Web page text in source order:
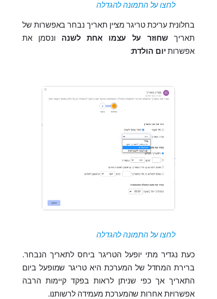
לחצו על התמונה להגדלה
בחלונית עריכת טריגר מציין תאריך נבחר באפשרות של
תאריך שחוזר על עצמו אחת לשנה ונסמן את
אפשרות יום הולדת:
לחצו על התמונה להגדלה
כעת נגדיר מתי יופעל הטריגר ביחס לתאריך הנבחר.
ברירת המחדל של המערכת היא טריגר שמופעל ביום
התאריך אך כפי שניתן לראות בפקד קיימות הרבה
אפשרויות אחרות שהמערכת מעמידה לרשותנו.